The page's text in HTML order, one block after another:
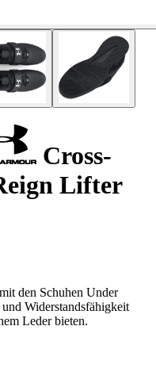
Cross-
Lifter
den Schuhen Under
Widerstandsfähigkeit
Leder bieten.